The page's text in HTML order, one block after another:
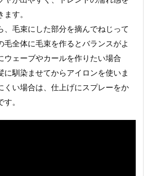
す。
、毛束にした部分を摘んでねじって
毛全体に毛束を作るとバランスがよ
ウェーブやカールを作りたい場合
に馴染ませてからアイロンを使いま
くい場合は、仕上げにスプレーをか
。